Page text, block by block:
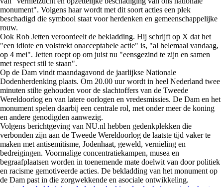
monument". Volgens haar wordt met dit soort acties een plek
beschadigd die symbool staat voor herdenken en gemeenschappelijke
rouw.
Ook Rob Jetten veroordeelt de bekladding. Hij schrijft op X dat het
"een idiote en volstrekt onacceptabele actie" is, "al helemaal vandaag,
op 4 mei". Jetten roept op om juist nu "eensgezind te zijn en samen
met respect stil te staan".
Op de Dam vindt maandagavond de jaarlijkse Nationale
Dodenherdenking plaats. Om 20.00 uur wordt in heel Nederland twee
minuten stilte gehouden voor de slachtoffers van de Tweede
Wereldoorlog en van latere oorlogen en vredesmissies. De Dam en het
monument spelen daarbij een centrale rol, met onder meer de koning
en andere genodigden aanwezig.
Volgens berichtgeving van NU.nl hebben gedenkplekken die
verbonden zijn aan de Tweede Wereldoorlog de laatste tijd vaker te
maken met antisemitisme, Jodenhaat, geweld, vernieling en
bedreigingen. Voormalige concentratiekampen, musea en
begraafplaatsen worden in toenemende mate doelwit van door politiek
en racisme gemotiveerde acties. De bekladding van het monument op
de Dam past in die zorgwekkende en asociale ontwikkeling.